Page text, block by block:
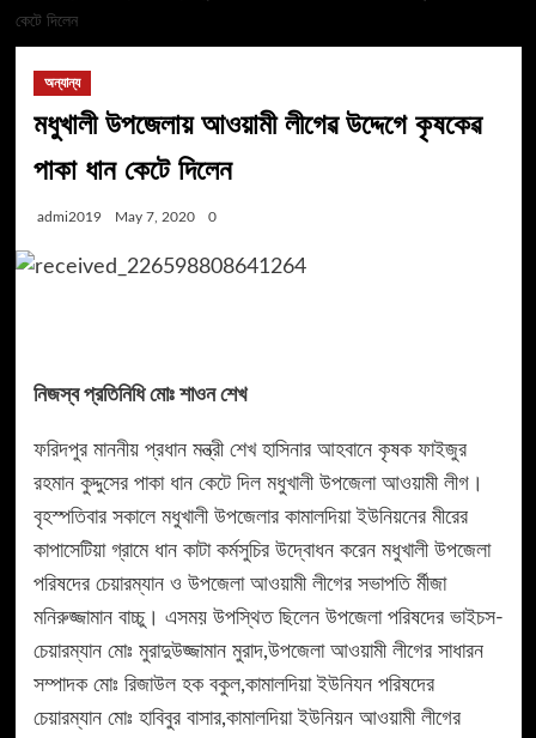
কেটে দিলেন
অন্যান্য
মধুখালী উপজেলায় আওয়ামী লীগেৱ উদ্দেগে কৃষকেৱ
পাকা ধান কেটে দিলেন
admi2019 May 7, 2020 0
নিজস্ব প্রতিনিধি মোঃ শাওন শেখ
ফরিদপুর মাননীয় প্রধান মন্ত্রী শেখ হাসিনার আহবানে কৃষক ফাইজুর
রহমান কুদ্দুসের পাকা ধান কেটে দিল মধুখালী উপজেলা আওয়ামী লীগ।
বৃহস্পতিবার সকালে মধুখালী উপজেলার কামালদিয়া ইউনিয়নের মীরের
কাপাসেটিয়া গ্রামে ধান কাটা কর্মসুচির উদ্বোধন করেন মধুখালী উপজেলা
পরিষদের চেয়ারম্যান ও উপজেলা আওয়ামী লীগের সভাপতি র্মীজা
মনিরুজ্জামান বাচ্চু। এসময় উপস্থিত ছিলেন উপজেলা পরিষদের ভাইচস-
চেয়ারম্যান মোঃ মুরাদুউজ্জামান মুরাদ,উপজেলা আওয়ামী লীগের সাধারন
সম্পাদক মোঃ রিজাউল হক বকুল,কামালদিয়া ইউনিযন পরিষদের
চেয়ারম্যান মোঃ হাবিবুর বাসার,কামালদিয়া ইউনিয়ন আওয়ামী লীগের